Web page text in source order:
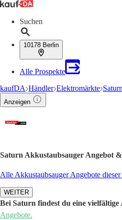
Suchen
10178 Berlin
Alle Prospekte
kaufDA Händler Elektromärkte Saturn
Anzeigen
Saturn Akkustaubsauger Angebot
Alle Akkustaubsauger Angebote
WEITER
Bei Saturn findest du eine vielfältige
Angebote.